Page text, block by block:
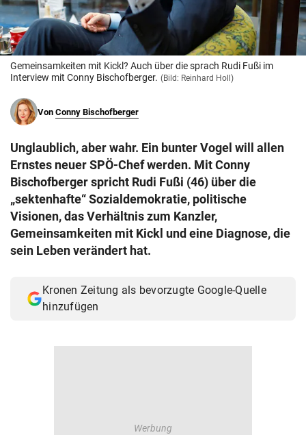
© Krone Multimedia GmbH & Co KG 2026
Muthgasse 2, 1190 Wien
Gemeinsamkeiten mit Kickl? Auch über die sprach Rudi Fußi im
Interview mit Conny Bischofberger. (Bild: Reinhard Holl)
Von Conny Bischofberger
Unglaublich, aber wahr. Ein bunter Vogel will allen
Ernstes neuer SPÖ-Chef werden. Mit Conny
Bischofberger spricht Rudi Fußi (46) über die
„sektenhafte“ Sozialdemokratie, politische
Visionen, das Verhältnis zum Kanzler,
Gemeinsamkeiten mit Kickl und eine Diagnose, die
sein Leben verändert hat.
Kronen Zeitung als bevorzugte Google-Quelle
hinzufügen